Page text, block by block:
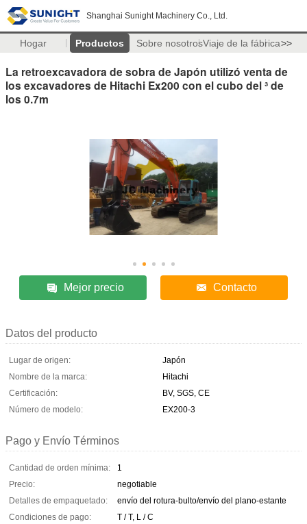
Shanghai Sunight Machinery Co., Ltd.
Hogar Productos Sobre nosotrosViaje de la fábrica>>
La retroexcavadora de sobra de Japón utilizó venta de
los excavadores de Hitachi Ex200 con el cubo del ³ de
los 0.7m
Mejor precio Contacto
Datos del producto
Lugar de origen:
Japón
Nombre de la marca:
Hitachi
Certificación:
BV, SGS, CE
Número de modelo:
EX200-3
Pago y Envío Términos
Cantidad de orden mínima:
1
Precio:
negotiable
Detalles de empaquetado:
envío del rotura-bulto/envío del plano-estante
Condiciones de pago:
T / T, L / C